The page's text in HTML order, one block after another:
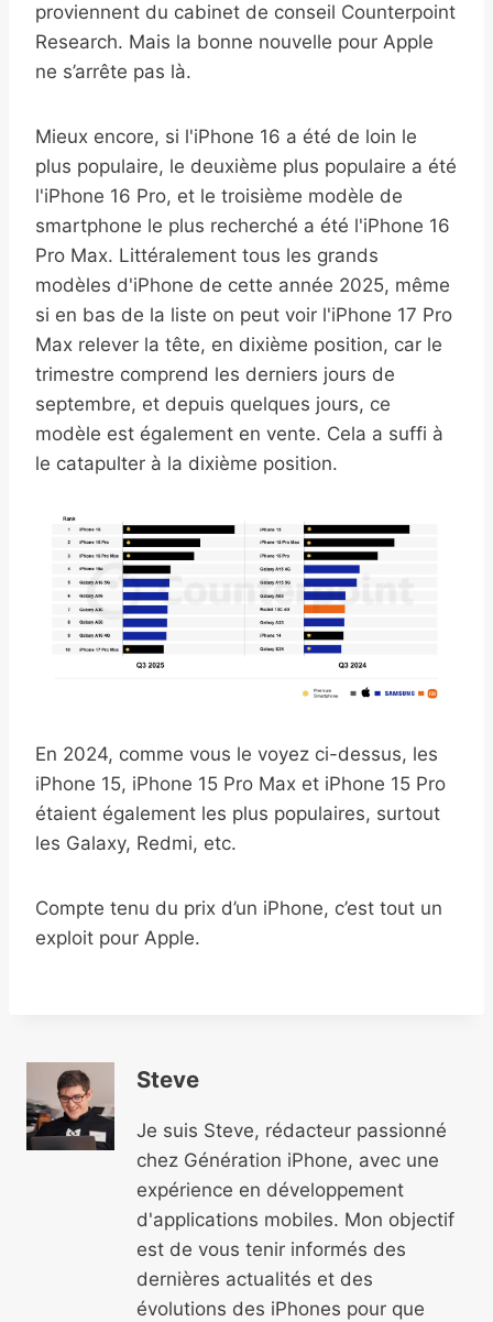
proviennent du cabinet de conseil Counterpoint
Research. Mais la bonne nouvelle pour Apple
ne s’arrête pas là.
Mieux encore, si l'iPhone 16 a été de loin le
plus populaire, le deuxième plus populaire a été
l'iPhone 16 Pro, et le troisième modèle de
smartphone le plus recherché a été l'iPhone 16
Pro Max. Littéralement tous les grands
modèles d'iPhone de cette année 2025, même
si en bas de la liste on peut voir l'iPhone 17 Pro
Max relever la tête, en dixième position, car le
trimestre comprend les derniers jours de
septembre, et depuis quelques jours, ce
modèle est également en vente. Cela a suffi à
le catapulter à la dixième position.
En 2024, comme vous le voyez ci-dessus, les
iPhone 15, iPhone 15 Pro Max et iPhone 15 Pro
étaient également les plus populaires, surtout
les Galaxy, Redmi, etc.
Compte tenu du prix d’un iPhone, c’est tout un
exploit pour Apple.
Steve
Je suis Steve, rédacteur passionné
chez Génération iPhone, avec une
expérience en développement
d'applications mobiles. Mon objectif
est de vous tenir informés des
dernières actualités et des
évolutions des iPhones pour que